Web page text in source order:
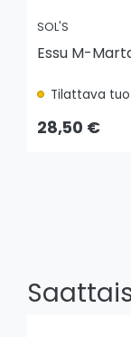
SOL'S
Essu M-
Tilattava
28,50 €